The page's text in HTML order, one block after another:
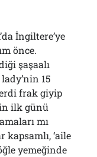
İngiltere’ye
önce.
şaşaalı
15
frak giyip
ilk günü
mı
‘aile
yemeğinde